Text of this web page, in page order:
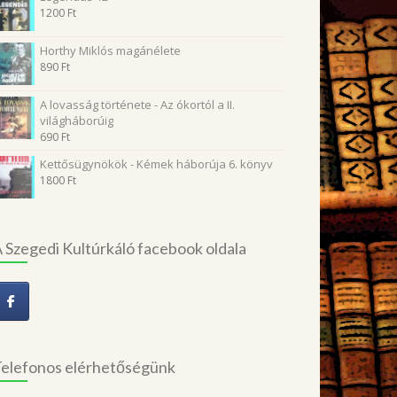
1200 Ft
Horthy Miklós magánélete
890 Ft
A lovasság története - Az ókortól a II.
világháborúig
690 Ft
Kettősügynökök - Kémek háborúja 6. könyv
1800 Ft
Szegedi Kultúrkáló facebook oldala
elérhetőségünk